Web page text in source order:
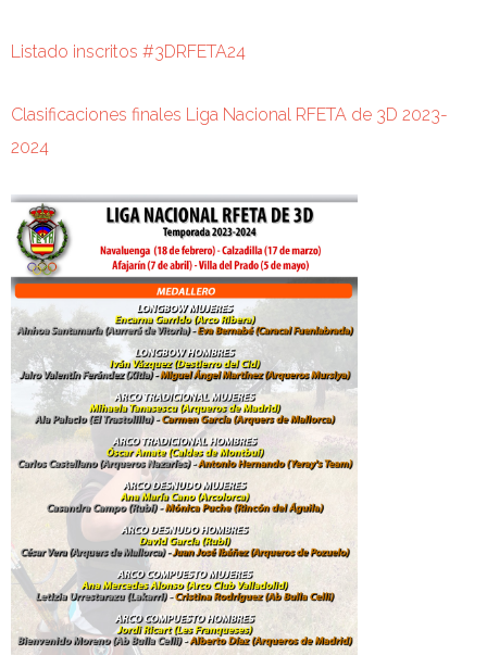
Listado inscritos #3DRFETA24
Clasificaciones finales Liga Nacional RFETA de 3D 2023-
2024